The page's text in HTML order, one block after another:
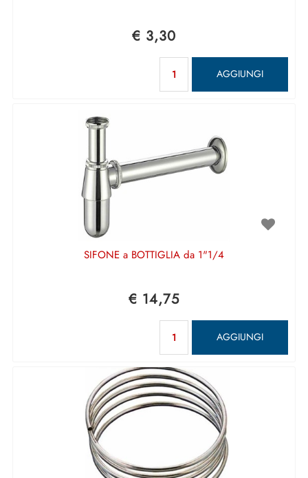
€ 3,30
AGGIUNGI
SIFONE a BOTTIGLIA da 1"1/4
€ 14,75
AGGIUNGI